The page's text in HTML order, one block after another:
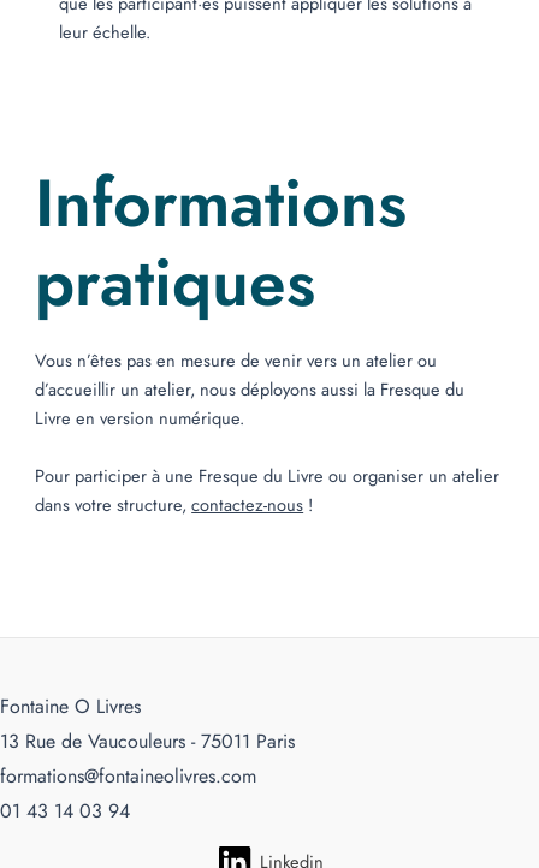
leur échelle.
Informations
pratiques
Vous n’êtes pas en mesure de venir vers un atelier ou
d’accueillir un atelier, nous déployons aussi la Fresque du
Livre en version numérique.
Pour participer à une Fresque du Livre ou organiser un atelier
dans votre structure,contactez-nous !
Fontaine O Livres
13 Rue de Vaucouleurs - 75011 Paris
formations@fontaineolivres.com
01 43 14 03 94
Linkedin